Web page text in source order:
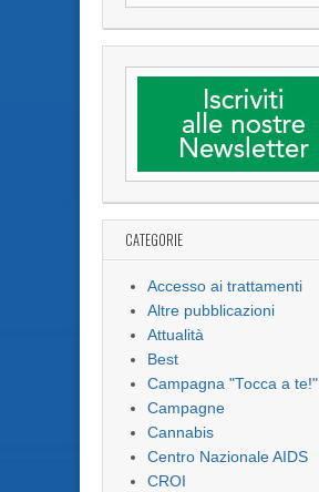
CATEGORIE
Accesso ai trattamenti
Altre pubblicazioni
Attualità
Best
Campagna "Tocca a te!"
Campagne
Cannabis
Centro Nazionale AIDS
CROI